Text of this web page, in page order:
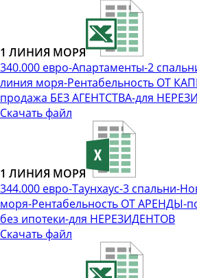
1 ЛИНИЯ МОРЯ
340.000 евро-Апартаменты-2
линия моря-Рентабельность ОТ
продажа БЕЗ АГЕНТСТВА-для
Скачать файл
1 ЛИНИЯ МОРЯ
344.000 евро-Таунхаус-3 спальни-
моря-Рентабельность ОТ АРЕНДЫ-
без ипотеки-для НЕРЕЗИДЕНТОВ
Скачать файл